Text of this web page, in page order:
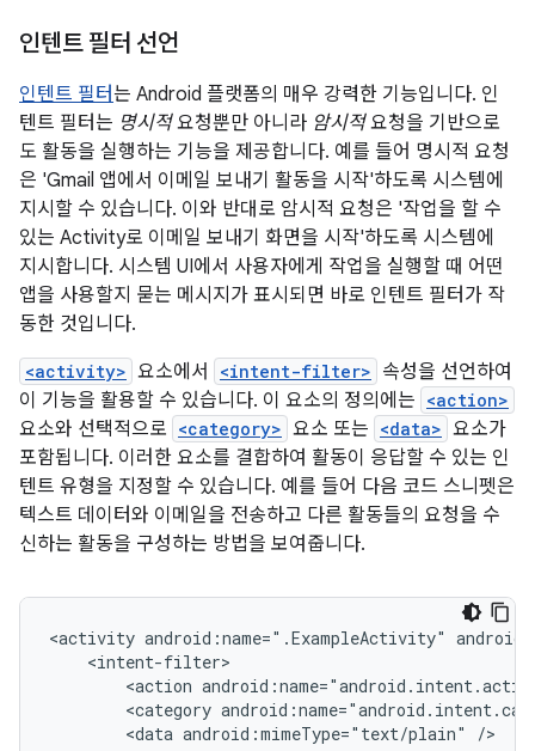
인텐트 필터 선언
인텐트 필터는 Android 플랫폼의 매우 강력한 기능입니다. 인
텐트 필터는 명시적요청뿐만 아니라 암시적요청을 기반으로
도 활동을 실행하는 기능을 제공합니다. 예를 들어 명시적 요청
은 'Gmail 앱에서 이메일 보내기 활동을 시작'하도록 시스템에
지시할 수 있습니다. 이와 반대로 암시적 요청은 '작업을 할 수
있는 Activity로 이메일 보내기 화면을 시작'하도록 시스템에
지시합니다. 시스템 UI에서 사용자에게 작업을 실행할 때 어떤
앱을 사용할지 묻는 메시지가 표시되면 바로 인텐트 필터가 작
동한 것입니다.
<activity> 요소에서 <intent-filter> 속성을 선언하여
이 기능을 활용할 수 있습니다. 이 요소의 정의에는 <action>
요소와 선택적으로 <category> 요소 또는 <data> 요소가
포함됩니다. 이러한 요소를 결합하여 활동이 응답할 수 있는 인
텐트 유형을 지정할 수 있습니다. 예를 들어 다음 코드 스니펫은
텍스트 데이터와 이메일을 전송하고 다른 활동들의 요청을 수
신하는 활동을 구성하는 방법을 보여줍니다.
<activity android:name=".ExampleActivity"
<action
<category
<data android:mimeType="text/plain"